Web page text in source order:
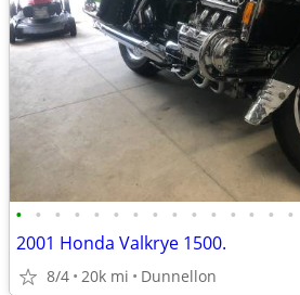
• • • • • • • • • • • • • • •
2001 Honda Valkrye 1500.
8/4 20k mi Dunnellon